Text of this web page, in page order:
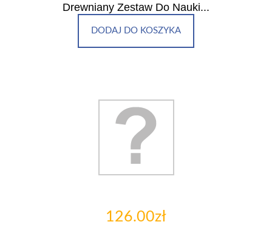
Drewniany Zestaw Do Nauki...
DODAJ DO KOSZYKA
126.00zł